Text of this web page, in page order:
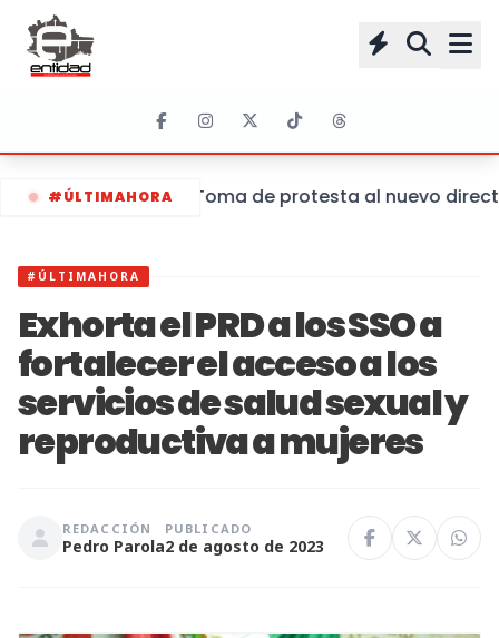
#ÚLTIMAHORA Toma de protesta al nuevo
#ÚLTIMAHORA
Exhorta el PRD a los SSO a
fortalecer el acceso a los
servicios de salud sexual y
reproductiva a mujeres
REDACCIÓN
Pedro Parola
PUBLICADO
2 de agosto de 2023